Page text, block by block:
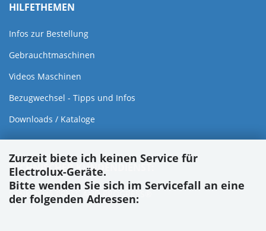
Zurzeit biete ich keinen Service für
Electrolux-Geräte.
Bitte wenden Sie sich im Servicefall an eine
der folgenden Adressen:
HILFETHEMEN
Infos zur Bestellung
Gebrauchtmaschinen
Videos Maschinen
Bezugwechsel - Tipps und Infos
Downloads / Kataloge
TECHNISCHER KUNDENDIENST:
SANKOSHA PRESS AND PROGRESS®